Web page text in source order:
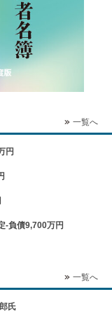
一覧へ
円
-負債9,700万円
一覧へ
氏